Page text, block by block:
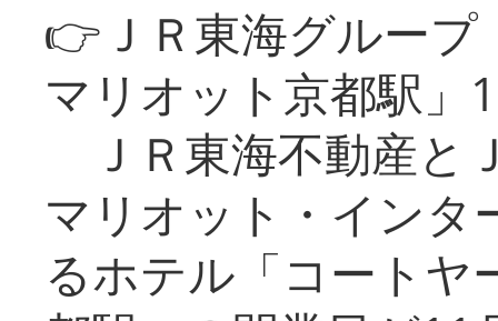
👉ＪＲ東海グルー
マリオット京都駅」
ＪＲ東海不動産と
マリオット・インタ
るホテル「コートヤ